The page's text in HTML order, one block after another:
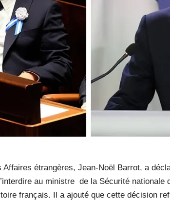
étrangères, Jean-Noël Barrot, a
au ministre de la Sécurité nationale
français. Il a ajouté que cette décision